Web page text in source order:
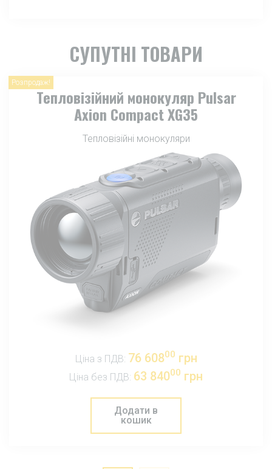
СУПУТНІ ТОВАРИ
Розпродаж!
Тепловізійний монокуляр Pulsar
Axion Compact XG35
Тепловізійні монокуляри
Ціна з ПДВ: 76 60800 грн
Ціна без ПДВ: 63 84000 грн
Додати в
кошик